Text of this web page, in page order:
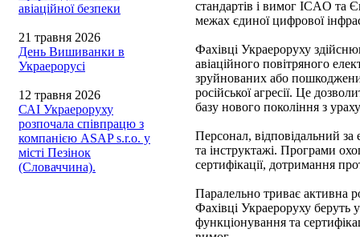
авіаційної безпеки
21 травня 2026
День Вишиванки в
Украерорусі
12 травня 2026
САІ Украероруху
розпочала співпрацю з
компанією ASAP s.r.o. у
місті Пезінок
(Словаччина).
стандартів і вимог ICAO та
межах єдиної цифрової
Фахівці Украероруху
авіаційного повітряного
зруйнованих або
російської агресії. Це
базу нового покоління з
Персонал, відповідальний за
та інструктажі. Програми
сертифікації, дотримання
Паралельно триває активна
Фахівці Украероруху беруть
функціонування та